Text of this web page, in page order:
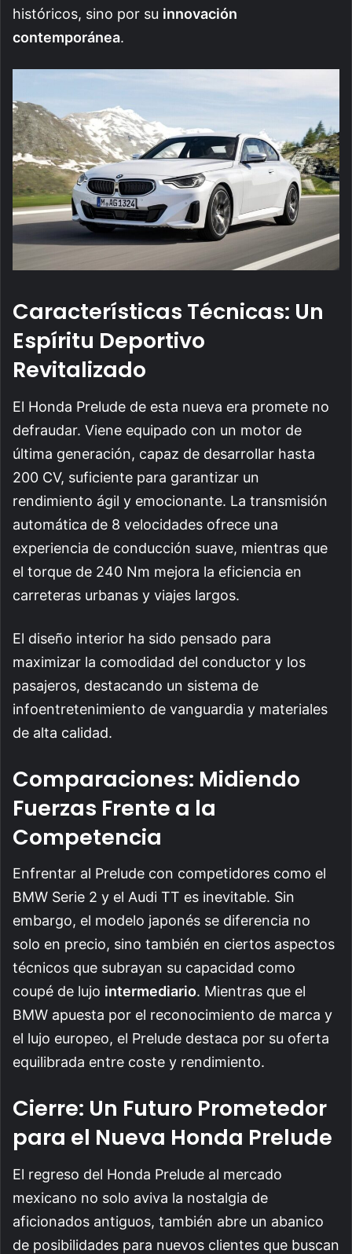
históricos, sino por su innovación
contemporánea.
Características Técnicas: Un
Espíritu Deportivo
Revitalizado
El Honda Prelude de esta nueva era promete no
defraudar. Viene equipado con un motor de
última generación, capaz de desarrollar hasta
200 CV, suficiente para garantizar un
rendimiento ágil y emocionante. La transmisión
automática de 8 velocidades ofrece una
experiencia de conducción suave, mientras que
el torque de 240 Nm mejora la eficiencia en
carreteras urbanas y viajes largos.
El diseño interior ha sido pensado para
maximizar la comodidad del conductor y los
pasajeros, destacando un sistema de
infoentretenimiento de vanguardia y materiales
de alta calidad.
Comparaciones: Midiendo
Fuerzas Frente a la
Competencia
Enfrentar al Prelude con competidores como el
BMW Serie 2 y el Audi TT es inevitable. Sin
embargo, el modelo japonés se diferencia no
solo en precio, sino también en ciertos aspectos
técnicos que subrayan su capacidad como
coupé de lujo intermediario. Mientras que el
BMW apuesta por el reconocimiento de marca y
el lujo europeo, el Prelude destaca por su oferta
equilibrada entre coste y rendimiento.
Cierre: Un Futuro Prometedor
para el Nueva Honda Prelude
El regreso del Honda Prelude al mercado
mexicano no solo aviva la nostalgia de
aficionados antiguos, también abre un abanico
de posibilidades para nuevos clientes que buscan